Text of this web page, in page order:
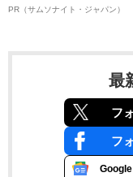
PR（サムソナイト・ジャパン）
最
フ
フ